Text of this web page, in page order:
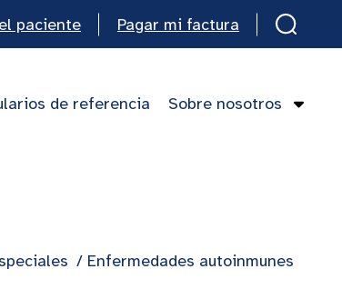
paciente Pagar mi factura
de referencia Sobre nosotros
/ Enfermedades autoinmunes